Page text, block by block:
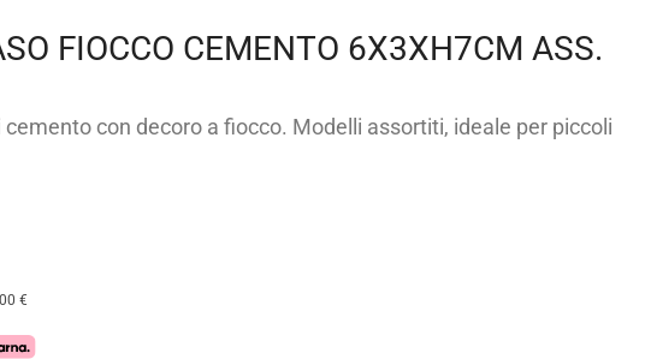
FIOCCO CEMENTO 6X3XH7CM ASS.
con decoro a fiocco. Modelli assortiti, ideale per piccoli
€